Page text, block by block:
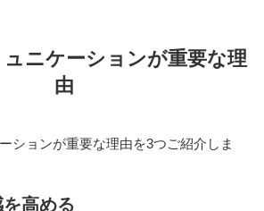
ニケーションが重要な理
由
ションが重要な理由を3つご紹介しま
高める